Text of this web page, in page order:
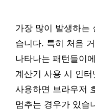
가장 많이 발생하는
습니다. 특히 처음
나타나는 패턴들이
계산기 사용 시 인
사용하면 브라우저
멈추는 경우가 있습